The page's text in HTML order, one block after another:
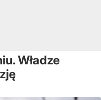
Władze